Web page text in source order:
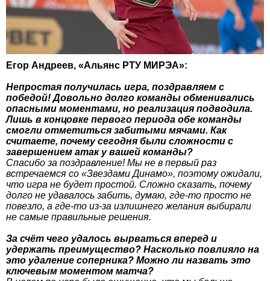
Егор Андреев, «Альянс РТУ МИРЭА»:
Непростая получилась игра, поздравляем с
победой! Довольно долго команды обменивались
опасными моментами, но реализация подводила.
Лишь в концовке первого периода обе команды
смогли отметиться забитыми мячами. Как
считаете, почему сегодня были сложности с
завершением атак у вашей команды?
Спасибо за поздравление! Мы не в первый раз
встречаемся со «Звездами Динамо», поэтому ожидали,
что игра не будет простой. Сложно сказать, почему
долго не удавалось забить, думаю, где-то просто не
повезло, а где-то из-за излишнего желания выбирали
не самые правильные решения.
За счёт чего удалось вырваться вперед и
удержать преимущество? Насколько повлияло на
это удаление соперника? Можно ли назвать это
ключевым моментом матча?